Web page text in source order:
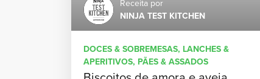
Receita por
NINJA TEST KITCHEN
DOCES & SOBREMESAS, LANCHES &
APERITIVOS, PÃES & ASSADOS